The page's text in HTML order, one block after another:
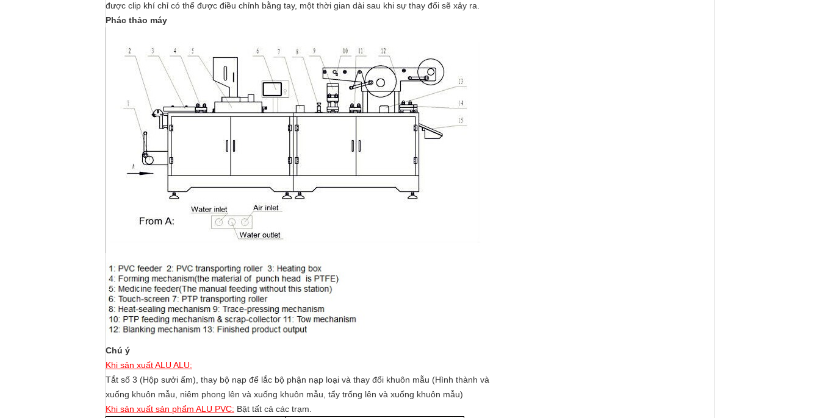
được clip khí chỉ có thể được điều chỉnh bằng tay, một thời gian dài sau khi sự thay đổi sẽ xảy ra.
Phác thảo máy
Chú ý
Khi sản xuất ALU ALU:
Tắt số 3 (Hộp sưởi ấm), thay bộ nạp để lắc bộ phận nạp loại và thay đổi khuôn mẫu (Hình thành và
xuống khuôn mẫu, niêm phong lên và xuống khuôn mẫu, tẩy trống lên và xuống khuôn mẫu)
Khi sản xuất sản phẩm ALU PVC: Bật tất cả các trạm.